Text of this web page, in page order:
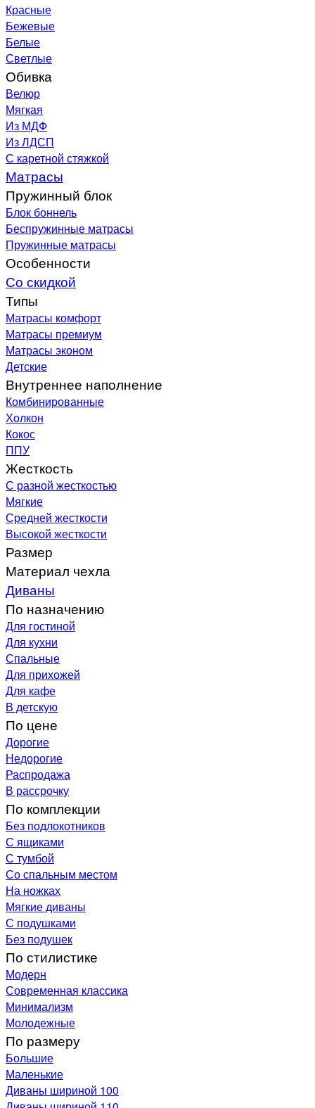
Красные
Бежевые
Белые
Светлые
Обивка
Велюр
Мягкая
Из МДФ
Из ЛДСП
С каретной стяжкой
Матрасы
Пружинный блок
Блок боннель
Беспружинные матрасы
Пружинные матрасы
Особенности
Со скидкой
Типы
Матрасы комфорт
Матрасы премиум
Матрасы эконом
Детские
Внутреннее наполнение
Комбинированные
Холкон
Кокос
ППУ
Жесткость
С разной жесткостью
Мягкие
Средней жесткости
Высокой жесткости
Размер
Материал чехла
Диваны
По назначению
Для гостиной
Для кухни
Спальные
Для прихожей
Для кафе
В детскую
По цене
Дорогие
Недорогие
Распродажа
В рассрочку
По комплекции
Без подлокотников
С ящиками
С тумбой
Со спальным местом
На ножках
Мягкие диваны
С подушками
Без подушек
По стилистике
Модерн
Современная классика
Минимализм
Молодежные
По размеру
Большие
Маленькие
Диваны шириной 100